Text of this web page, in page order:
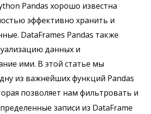
Pandas хорошо известна
эффективно хранить и
DataFrames Pandas также
данных и
ими. В этой статье мы
из важнейших функций Pandas
позволяет нам фильтровать и
записи из DataFrame